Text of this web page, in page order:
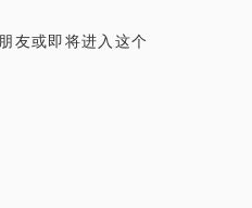
友或即将进入这个